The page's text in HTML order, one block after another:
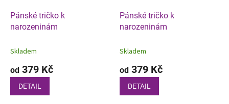
Pánské tričko k
narozeninám
Skladem
od 379 Kč
DETAIL
Pánské tričko k
narozeninám
Skladem
od 379 Kč
DETAIL